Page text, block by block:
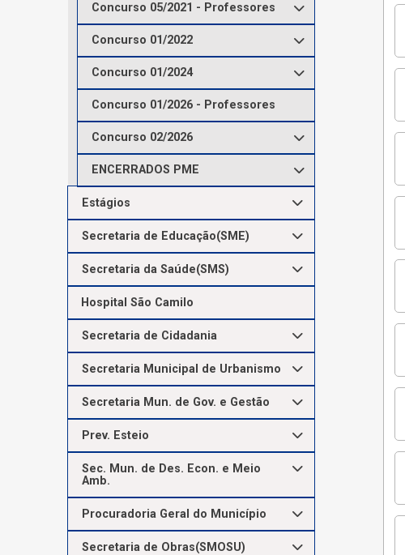
Concurso 05/2021 - Professores
Concurso 01/2022
Concurso 01/2024
Concurso 01/2026 - Professores
Concurso 02/2026
ENCERRADOS PME
Estágios
Secretaria de Educação(SME)
Secretaria da Saúde(SMS)
Hospital São Camilo
Secretaria de Cidadania
Secretaria Municipal de Urbanismo
Secretaria Mun. de Gov. e Gestão
Prev. Esteio
Sec. Mun. de Des. Econ. e Meio
Amb.
Procuradoria Geral do Município
Secretaria de Obras(SMOSU)